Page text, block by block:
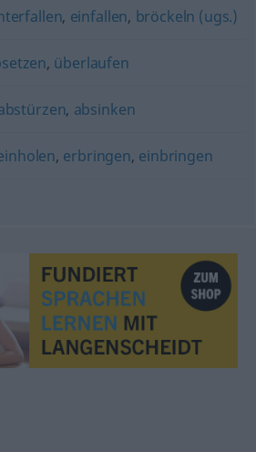
, einfallen, bröckeln (ugs.)
, überlaufen
, absinken
, erbringen, einbringen